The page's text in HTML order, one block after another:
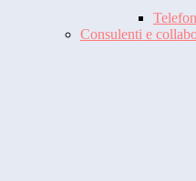
Consulenti e